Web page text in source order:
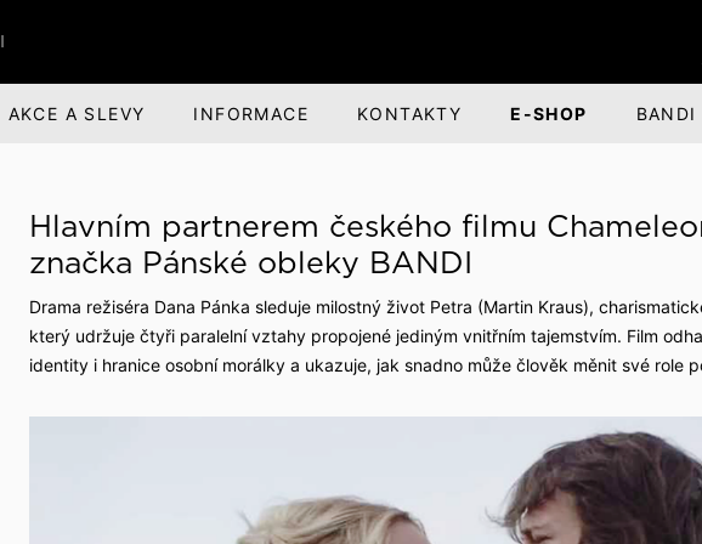
obuv
obuv
Dárky pro muže
Parfémová řada Aprimé for
Men
Caffé BANDI
AKCE A SLEVY INFORMACE
odpovědnost
a divadlo
O společnosti
Benefity pro zaměstnance
Volná pracovní místa
KONTAKTY E-SHOP BANDI
Hlavním partnerem českého filmu
značka Pánské obleky BANDI
Drama režiséra Dana Pánka sleduje milostný život Petra (Martin Kraus),
který udržuje čtyři paralelní vztahy propojené jediným vnitřním tajemstvím. Film
identity i hranice osobní morálky a ukazuje, jak snadno může člověk měnit své role